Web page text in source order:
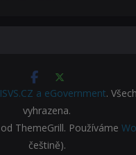
ISVS.CZ a eGovernment.
vyhrazena.
od ThemeGrill. Používáme
češtině).